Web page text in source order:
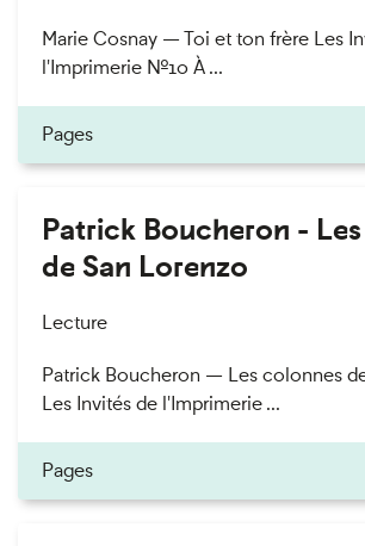
Marie Cosnay — Toi et ton frère Les
l'Imprimerie n°10 À ...
Pages
Patrick Boucheron -
de San Lorenzo
Lecture
Patrick Boucheron — Les colonnes
Les Invités de l'Imprimerie ...
Pages